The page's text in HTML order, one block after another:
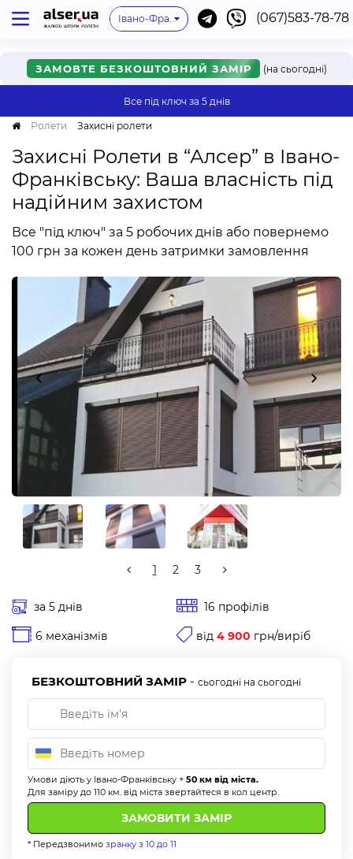
Немає мого міста
Київ
Одеса
Львів
Івано-Франківськ
(067)583-78-78
ЗАМОВТЕ БЕЗКОШТОВНИЙ ЗАМІР (на сьогодні)
Все під ключ за 5 днів
Ролети Захисні ролети
Захисні Ролети в “Алсер” в Івано-
Франківську: Ваша власність під
надійним захистом
Все "під ключ" за 5 робочих днів або повернемо
100 грн за кожен день затримки замовлення
1 2 3
за 5 днів 16 профілів
6 механізмів від 4 900 грн/виріб
БЕЗКОШТОВНИЙ ЗАМІР - сьогодні на сьогодні
Умови діють у Івано-Франківську + 50 км від міста.
Для заміру до 110 км. від міста звертайтеся в кол центр.
* Передзвонимо зранку з 10 до 11